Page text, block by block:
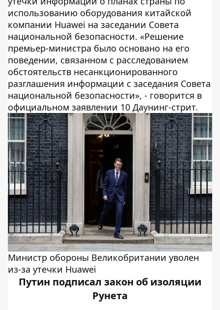
использованию оборудования китайской
компании Huawei на заседании Совета
национальной безопасности. «Решение
премьер-министра было основано на его
поведении, связанном с расследованием
обстоятельств несанкционированного
разглашения информации с заседания Совета
национальной безопасности», - говорится в
официальном заявлении 10 Даунинг-стрит.
Министр обороны Великобритании уволен
из-за утечки Huawei
Путин подписал закон об изоляции
Рунета